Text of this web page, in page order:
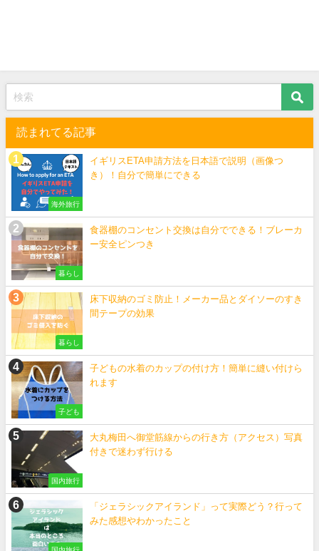
読まれてる記事
海外旅行
イギリスETA申請方法を日本語で説明（画像つ
き）！自分で簡単にできる
暮らし
食器棚のコンセント交換は自分でできる！ブレーカ
ー安全ピンつき
暮らし
床下収納のゴミ防止！メーカー品とダイソーのすき
間テープの効果
子ども
子どもの水着のカップの付け方！簡単に縫い付けら
れます
国内旅行
大丸梅田へ御堂筋線からの行き方（アクセス）写真
付きで迷わず行ける
国内旅行
「ジェラシックアイランド」って実際どう？行って
みた感想やわかったこと